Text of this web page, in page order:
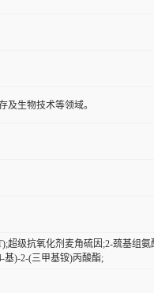
生物技术等领域。
级抗氧化剂麦角硫因;2-巯基组
基)-2-(三甲基铵)丙酸酯;